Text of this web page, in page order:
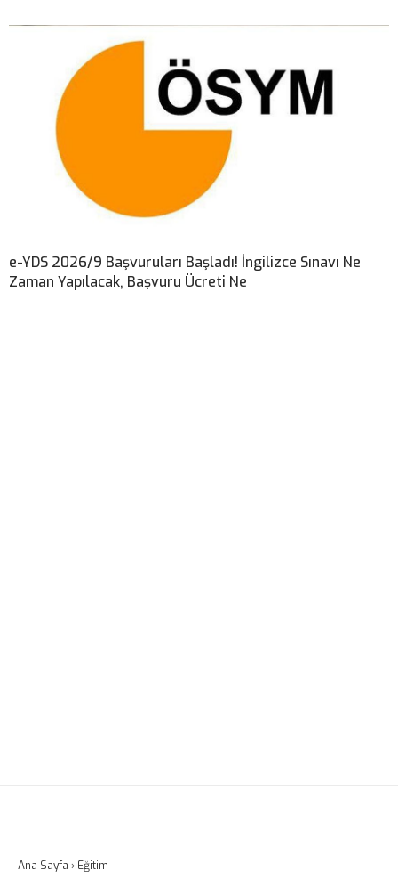
e-YDS 2026/9 Başvuruları Başladı! İngilizce Sınavı Ne
Zaman Yapılacak, Başvuru Ücreti Ne
Ana Sayfa › Eğitim